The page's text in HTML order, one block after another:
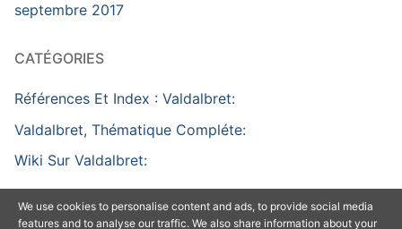
septembre 2017
CATÉGORIES
Références Et Index : Valdalbret:
Valdalbret, Thématique Compléte:
Wiki Sur Valdalbret:
We use cookies to personalise content and ads, to provide social media
features and to analyse our traffic. We also share information about your